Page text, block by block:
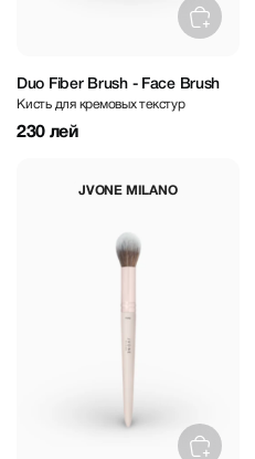
Duo Fiber Brush - Face Brush
Кисть для кремовых текстур
230 лей
JVONE MILANO